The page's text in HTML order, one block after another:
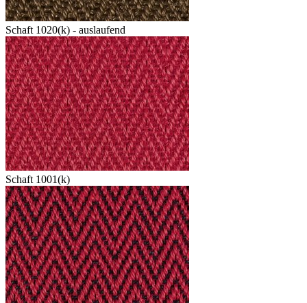
Schaft 1020(k) - auslaufend
Schaft 1001(k)